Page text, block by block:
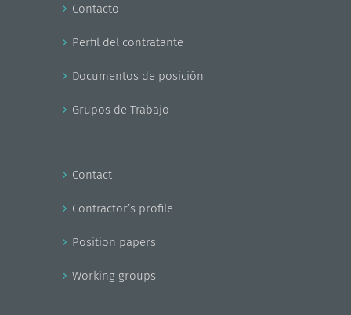
Contacto
Perfil del contratante
Documentos de posición
Grupos de Trabajo
Contact
Contractor’s profile
Position papers
Working groups